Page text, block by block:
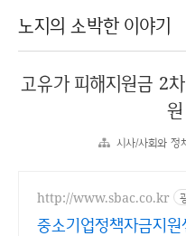
노지의 소박한 이야기
고유가 피해지원금 2
시사/사회와 정
http://www.sbac.co.kr
중소기업정책자금지원